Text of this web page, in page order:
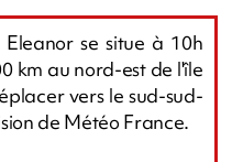
se situe à 10h
km au nord-est de l'île
vers le sud-sud-
de Météo France.